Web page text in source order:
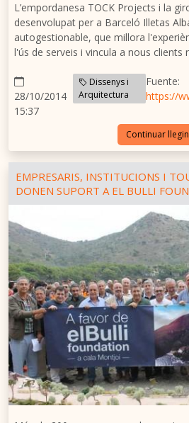
L’empordanesa TOCK Projects i la
desenvolupat per a Barceló Illetas
autogestionable, que millora
l'ús de serveis i vincula a nous clients
28/10/2014
15:37
Dissenys i
Arquitectura
Fuente:
https://
Continuar
EMPRESARIS, INSTITUCIONS I
DONEN SUPORT A EL BULLI